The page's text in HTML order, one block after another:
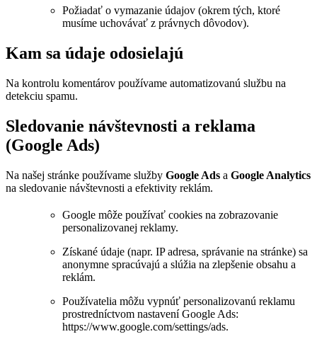
Požiadať o vymazanie údajov (okrem tých, ktoré
musíme uchovávať z právnych dôvodov).
Kam sa údaje odosielajú
Na kontrolu komentárov používame automatizovanú službu na
detekciu spamu.
Sledovanie návštevnosti a reklama
(Google Ads)
Na našej stránke používame služby Google Ads a Google Analytics
na sledovanie návštevnosti a efektivity reklám.
Google môže používať cookies na zobrazovanie
personalizovanej reklamy.
Získané údaje (napr. IP adresa, správanie na stránke) sa
anonymne spracúvajú a slúžia na zlepšenie obsahu a
reklám.
Používatelia môžu vypnúť personalizovanú reklamu
prostredníctvom nastavení Google Ads:
https://www.google.com/settings/ads.